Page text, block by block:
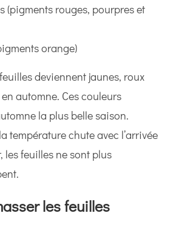
(pigments rouges, pourpres et
orange)
deviennent jaunes, roux
automne. Ces couleurs
la plus belle saison.
température chute avec l’arrivée
les feuilles ne sont plus
les feuilles